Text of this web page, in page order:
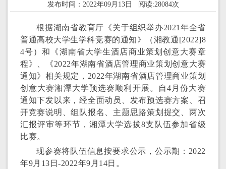
发布时间：2022年09月13日 阅读:28084次
根据湖南省教育厅《关于组织举办2021年全省
普通高校大学生学科竞赛的通知》（湘教通[2022]8
4号）和《湖南省大学生酒店商业策划创意大赛章
程》、《2022年湖南省酒店管理商业策划创意大赛
通知》相关规定，2022年湖南省酒店管理商业策划
创意大赛湘潭大学预选赛顺利开展。自4月份大赛
通知下发以来，经全面动员、发布预选赛方案、召
开竞赛说明、组队报名、主题思路策划提交、两次
汇报评审等环节，湘潭大学选拔8支队伍参加省级
比赛。
现参赛将队伍信息按要求公示，公示期：2022
年9月13日-2022年9月14日。